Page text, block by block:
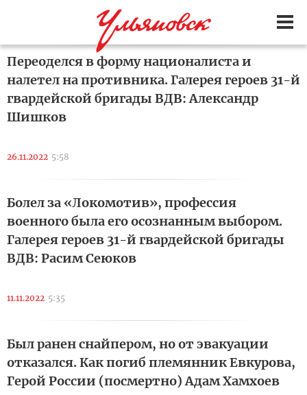
Переоделся в форму националиста и
налетел на противника. Галерея героев 31-й
гвардейской бригады ВДВ: Александр
Шишков
26.11.2022 5:58
Болел за «Локомотив», профессия
военного была его осознанным выбором.
Галерея героев 31-й гвардейской бригады
ВДВ: Расим Сеюков
11.11.2022 5:35
Был ранен снайпером, но от эвакуации
отказался. Как погиб племянник Евкурова,
Герой России (посмертно) Адам Хамхоев